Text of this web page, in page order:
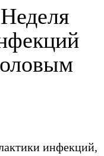
инфекций,